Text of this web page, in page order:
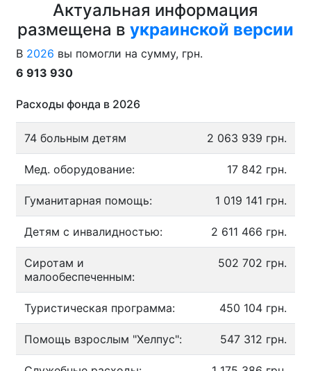
Актуальная информация
размещена в украинской версии
В 2026 вы помогли на сумму, грн.
6 913 930
Расходы фонда в 2026
74 больным детям 2 063 939 грн.
Мед. оборудование: 17 842 грн.
Гуманитарная помощь: 1 019 141 грн.
Детям с инвалидностью: 2 611 466 грн.
Сиротам и
малообеспеченным:
502 702 грн.
Туристическая программа: 450 104 грн.
Помощь взрослым "Хелпус": 547 312 грн.